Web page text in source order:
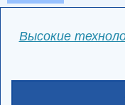
Высокие